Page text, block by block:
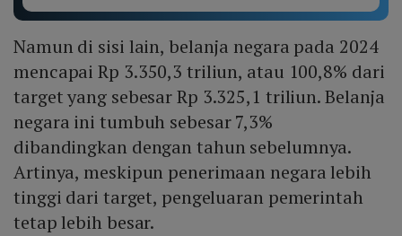
Namun di sisi lain, belanja negara pada 2024
mencapai Rp 3.350,3 triliun, atau 100,8% dari
target yang sebesar Rp 3.325,1 triliun. Belanja
negara ini tumbuh sebesar 7,3%
dibandingkan dengan tahun sebelumnya.
Artinya, meskipun penerimaan negara lebih
tinggi dari target, pengeluaran pemerintah
tetap lebih besar.